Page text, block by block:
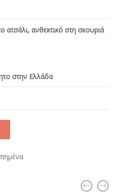
ανθεκτικό στη σκουριά
στην Ελλάδα